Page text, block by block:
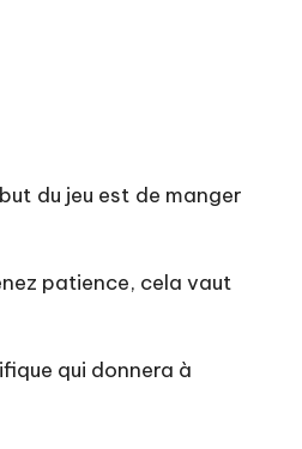
du jeu est de manger
patience, cela vaut
qui donnera à